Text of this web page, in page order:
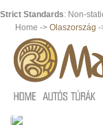
Strict Standards: Non-
Home -> Olaszország -